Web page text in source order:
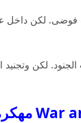
لكن داخل